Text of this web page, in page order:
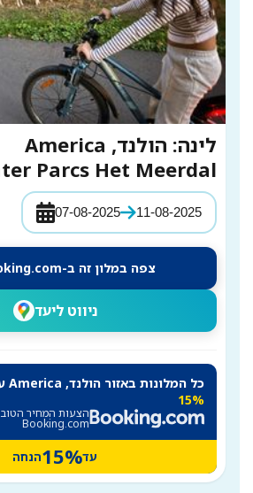
לינה: הולנד, America
Parcs Het Meerdal
07-08-2025 11-08-2025
צפה במלון זה ב-Booking.com
ניווט ליעד
כל המלונות באזור הולנד, America עם הנחות של
15%
הצעות המחיר
Booking.com
עד15%הנחה